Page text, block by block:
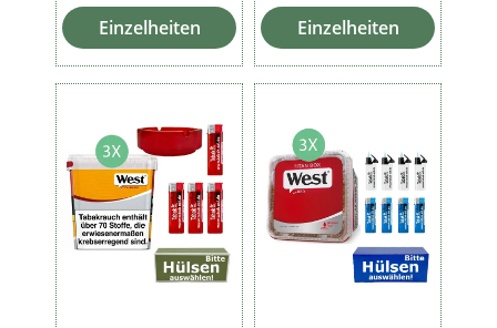
Einzelheiten Einzelheiten